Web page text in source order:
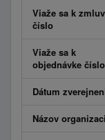
Viaže sa k
číslo
Viaže sa k
objednávke číslo
Dátum
Názov